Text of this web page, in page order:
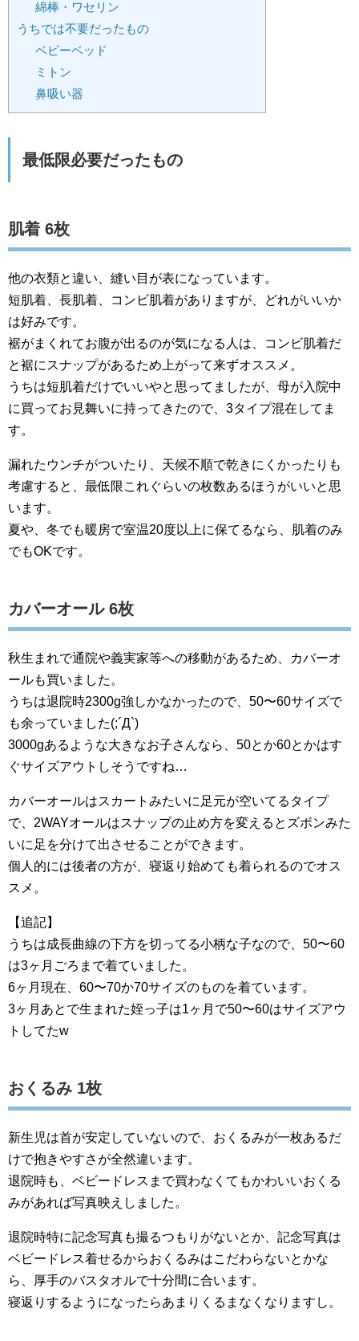
綿棒・ワセリン
うちでは不要だったもの
ベビーベッド
ミトン
鼻吸い器
最低限必要だったもの
肌着 6枚
他の衣類と違い、縫い目が表になっています。
短肌着、長肌着、コンビ肌着がありますが、どれがいいか
は好みです。
裾がまくれてお腹が出るのが気になる人は、コンビ肌着だ
と裾にスナップがあるため上がって来ずオススメ。
うちは短肌着だけでいいやと思ってましたが、母が入院中
に買ってお見舞いに持ってきたので、3タイプ混在してま
す。
漏れたウンチがついたり、天候不順で乾きにくかったりも
考慮すると、最低限これぐらいの枚数あるほうがいいと思
います。
夏や、冬でも暖房で室温20度以上に保てるなら、肌着のみ
でもOKです。
カバーオール 6枚
秋生まれで通院や義実家等への移動があるため、カバーオ
ールも買いました。
うちは退院時2300g強しかなかったので、50〜60サイズで
も余っていました(;´Д`)
3000gあるような大きなお子さんなら、50とか60とかはす
ぐサイズアウトしそうですね…
カバーオールはスカートみたいに足元が空いてるタイプ
で、2WAYオールはスナップの止め方を変えるとズボンみた
いに足を分けて出させることができます。
個人的には後者の方が、寝返り始めても着られるのでオス
スメ。
【追記】
うちは成長曲線の下方を切ってる小柄な子なので、50〜60
は3ヶ月ごろまで着ていました。
6ヶ月現在、60〜70か70サイズのものを着ています。
3ヶ月あとで生まれた姪っ子は1ヶ月で50〜60はサイズアウ
トしてたw
おくるみ 1枚
新生児は首が安定していないので、おくるみが一枚あるだ
けで抱きやすさが全然違います。
退院時も、ベビードレスまで買わなくてもかわいいおくる
みがあれば写真映えしました。
退院時特に記念写真も撮るつもりがないとか、記念写真は
ベビードレス着せるからおくるみはこだわらないとかな
ら、厚手のバスタオルで十分間に合います。
寝返りするようになったらあまりくるまなくなりますし。